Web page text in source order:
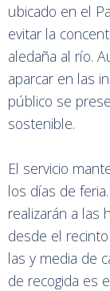
ubicado en el
evitar la
aledaña al río.
aparcar en las
público se
sostenible.
El servicio
los días de
realizarán a las
desde el
las y media de
de recogida es